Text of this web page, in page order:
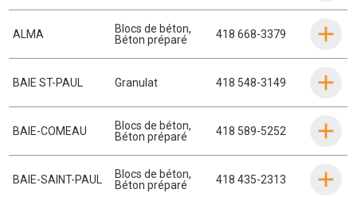
ALMA Blocs de béton,
Béton préparé
418 668-3379
BAIE ST-PAUL Granulat 418 548-3149
BAIE-COMEAU Blocs de béton,
Béton préparé
418 589-5252
BAIE-SAINT-PAUL Blocs de béton,
Béton préparé
418 435-2313